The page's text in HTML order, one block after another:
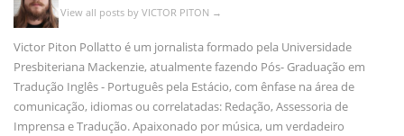
View all posts by VICTOR PITON →
Victor Piton Pollatto é um jornalista formado pela Universidade
Presbiteriana Mackenzie, atualmente fazendo Pós- Graduação em
Tradução Inglês - Português pela Estácio, com ênfase na área de
comunicação, idiomas ou correlatadas: Redação, Assessoria de
Imprensa e Tradução. Apaixonado por música, um verdadeiro